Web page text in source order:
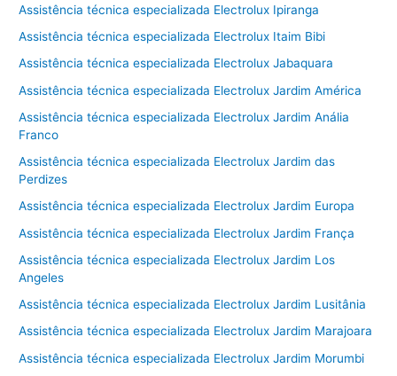
Assistência técnica especializada Electrolux Ipiranga
Assistência técnica especializada Electrolux Itaim Bibi
Assistência técnica especializada Electrolux Jabaquara
Assistência técnica especializada Electrolux Jardim América
Assistência técnica especializada Electrolux Jardim Anália
Franco
Assistência técnica especializada Electrolux Jardim das
Perdizes
Assistência técnica especializada Electrolux Jardim Europa
Assistência técnica especializada Electrolux Jardim França
Assistência técnica especializada Electrolux Jardim Los
Angeles
Assistência técnica especializada Electrolux Jardim Lusitânia
Assistência técnica especializada Electrolux Jardim Marajoara
Assistência técnica especializada Electrolux Jardim Morumbi